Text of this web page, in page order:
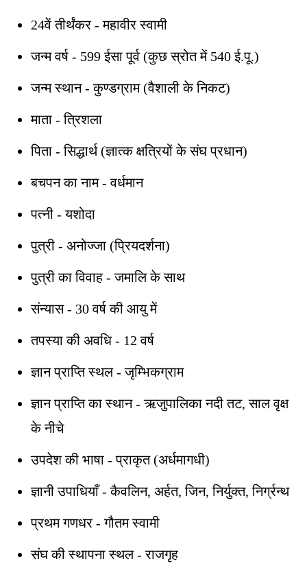
24वें तीर्थंकर - महावीर स्वामी
जन्म वर्ष - 599 ईसा पूर्व (कुछ स्रोत में 540 ई.पू.)
जन्म स्थान - कुण्डग्राम (वैशाली के निकट)
माता - त्रिशला
पिता - सिद्धार्थ (ज्ञात्क क्षत्रियों के संघ प्रधान)
बचपन का नाम - वर्धमान
पत्नी - यशोदा
पुत्री - अनोज्जा (प्रियदर्शना)
पुत्री का विवाह - जमालि के साथ
संन्यास - 30 वर्ष की आयु में
तपस्या की अवधि - 12 वर्ष
ज्ञान प्राप्ति स्थल - जृम्भिकग्राम
ज्ञान प्राप्ति का स्थान - ऋजुपालिका नदी तट, साल वृक्ष
के नीचे
उपदेश की भाषा - प्राकृत (अर्धमागधी)
ज्ञानी उपाधियाँ - कैवलिन, अर्हत, जिन, निर्युक्त, निर्ग्रन्थ
प्रथम गणधर - गौतम स्वामी
संघ की स्थापना स्थल - राजगृह